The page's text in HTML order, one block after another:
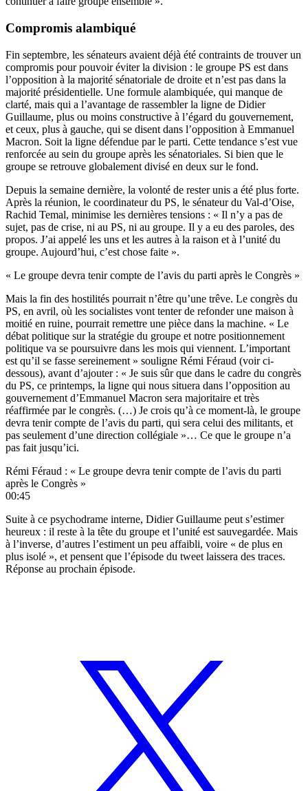
Compromis alambiqué
Fin septembre, les sénateurs avaient déjà été contraints de trouver un
compromis pour pouvoir éviter la division : le groupe PS est dans
l’opposition à la majorité sénatoriale de droite et n’est pas dans la
majorité présidentielle. Une formule alambiquée, qui manque de
clarté, mais qui a l’avantage de rassembler la ligne de Didier
Guillaume, plus ou moins constructive à l’égard du gouvernement,
et ceux, plus à gauche, qui se disent dans l’opposition à Emmanuel
Macron. Soit la ligne défendue par le parti. Cette tendance s’est vue
renforcée au sein du groupe après les sénatoriales. Si bien que le
groupe se retrouve globalement divisé en deux sur le fond.
Depuis la semaine dernière, la volonté de rester unis a été plus forte.
Après la réunion, le coordinateur du PS, le sénateur du Val-d’Oise,
Rachid Temal, minimise les dernières tensions : « Il n’y a pas de
sujet, pas de crise, ni au PS, ni au groupe. Il y a eu des paroles, des
propos. J’ai appelé les uns et les autres à la raison et à l’unité du
groupe. Aujourd’hui, c’est chose faite ».
« Le groupe devra tenir compte de l’avis du parti après le Congrès »
Mais la fin des hostilités pourrait n’être qu’une trêve. Le congrès du
PS, en avril, où les socialistes vont tenter de refonder une maison à
moitié en ruine, pourrait remettre une pièce dans la machine. « Le
débat politique sur la stratégie du groupe et notre positionnement
politique va se poursuivre dans les mois qui viennent. L’important
est qu’il se fasse sereinement » souligne Rémi Féraud (voir ci-
dessous), avant d’ajouter : « Je suis sûr que dans le cadre du congrès
du PS, ce printemps, la ligne qui nous situera dans l’opposition au
gouvernement d’Emmanuel Macron sera majoritaire et très
réaffirmée par le congrès. (…) Je crois qu’à ce moment-là, le groupe
devra tenir compte de l’avis du parti, qui sera celui des militants, et
pas seulement d’une direction collégiale »… Ce que le groupe n’a
pas fait jusqu’ici.
Rémi Féraud : « Le groupe devra tenir compte de l’avis du parti
après le Congrès »
00:45
Suite à ce psychodrame interne, Didier Guillaume peut s’estimer
heureux : il reste à la tête du groupe et l’unité est sauvegardée. Mais
à l’inverse, d’autres l’estiment un peu affaibli, voire « de plus en
plus isolé », et pensent que l’épisode du tweet laissera des traces.
Réponse au prochain épisode.